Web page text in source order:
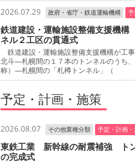
2026.07.29 政府・省庁・鉄道運輸機構
鉄道建設・運輸施設整備支援機
ネル２工区の貫通式
鉄道建設・運輸施設整備支援機構が工
北斗―札幌間の１７本のトンネルのうち
称）―札幌間の「札樽トンネル」（
予定・計画・施策
2026.08.07 その他業種分類 予定・計画
東鉄工業 新幹線の耐震補強 ト
の完成式